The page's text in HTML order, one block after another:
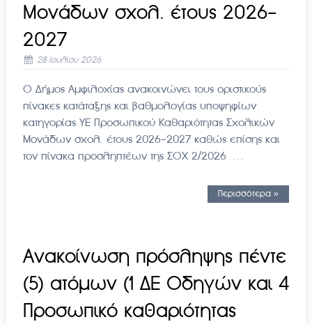
Μονάδων σχολ. έτους 2026-
2027
28 Ιουλίου 2026
Ο Δήμος Αμφιλοχίας ανακοινώνει τους οριστικούς
πίνακες κατάταξης και βαθμολογίας υποψηφίων
κατηγορίας ΥΕ Προσωπικού Καθαριότητας Σχολικών
Μονάδων σχολ. έτους 2026-2027 καθώς επίσης και
τον πίνακα προσληπτέων της ΣΟΧ 2/2026 …
Περισσότερα »
Ανακοίνωση πρόσληψης πέντε
(5) ατόμων (1 ΔΕ Οδηγών και 4
Προσωπικό καθαριότητας